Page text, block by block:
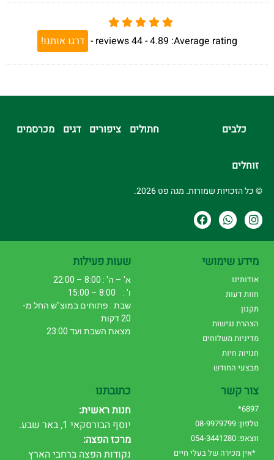
Average rating:
4.89 -
44
reviews
- דרגו אותנו!
כלבים חתולים ציפורים דגים מכרסמים
זוחלים
© כל הזכויות שמורות. מגה פט 2026.
מידע שימושי
אודותינו
חוות דעות
תקנון
הצהרת נגישות
מדיניות משלוחים
חנויות חיות
מבצעי החודש
שעות פעילות
א' – ה' : 8:00 – 22:00
ו' : 8:00 – 15:00
שבת : פתוחים במוצ"ש החל מ-
20 דקות
מצאת השבת ועד 23:00
צור קשר
6897*
טלפון: 08-9979799
ווצאפ: 054-3441280
*אין מכירה של בעלי חיים
כתובתנו
חנות ראשית:
יוסף הבורסקאי 1, באר שבע.
מרכז הפצה:
נקודות הפצה ברחבי הארץ